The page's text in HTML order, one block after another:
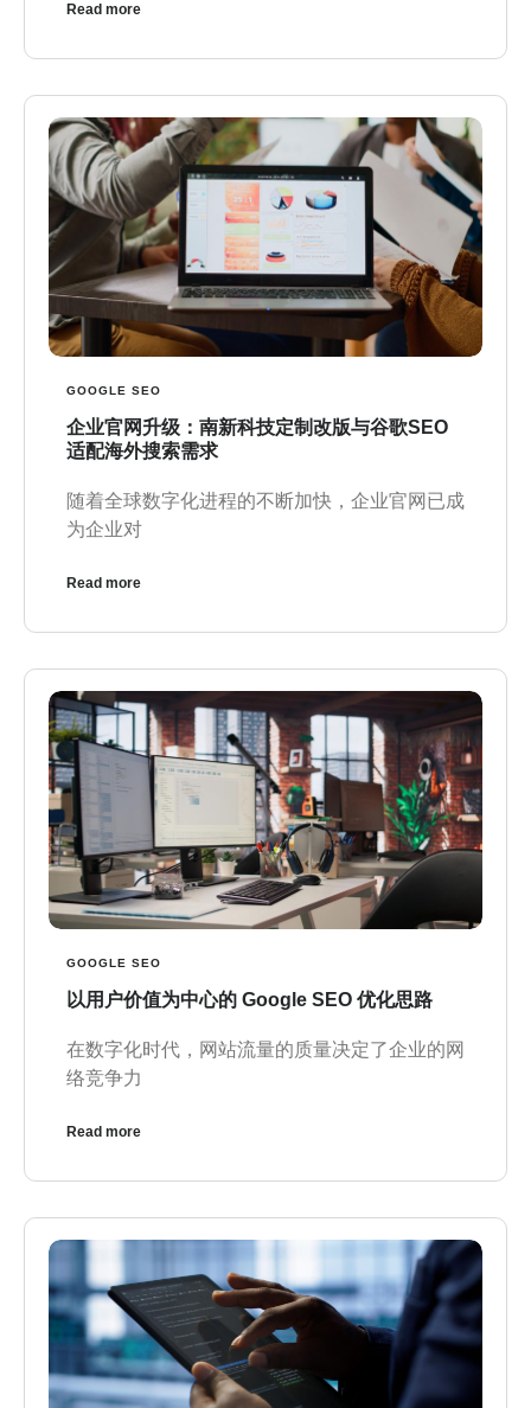
Read more
GOOGLE SEO
企业官网升级：南新科技定制改版与谷歌SEO
适配海外搜索需求
随着全球数字化进程的不断加快，企业官网已成
为企业对
Read more
GOOGLE SEO
以用户价值为中心的 Google SEO 优化思路
在数字化时代，网站流量的质量决定了企业的网
络竞争力
Read more